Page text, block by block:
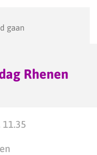
gaan
Rhenen